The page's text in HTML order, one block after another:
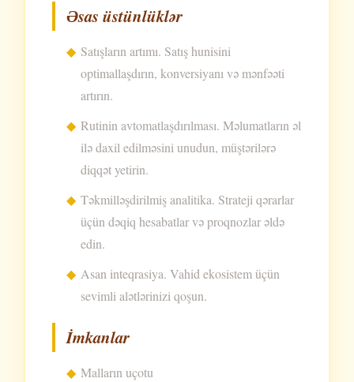
Əsas üstünlüklər
Satışların artımı. Satış hunisini
optimallaşdırın, konversiyanı və mənfəəti
artırın.
Rutinin avtomatlaşdırılması. Məlumatların əl
ilə daxil edilməsini unudun, müştərilərə
diqqət yetirin.
Təkmilləşdirilmiş analitika. Strateji qərarlar
üçün dəqiq hesabatlar və proqnozlar əldə
edin.
Asan inteqrasiya. Vahid ekosistem üçün
sevimli alətlərinizi qoşun.
İmkanlar
Malların uçotu